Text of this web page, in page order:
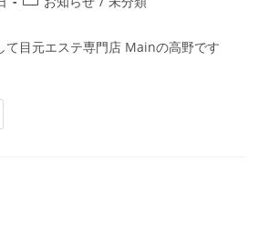
て目元エステ専門店 Mainの高野です